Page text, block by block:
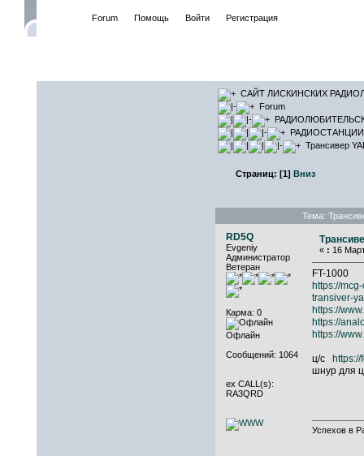
Forum Помощь Войти Регистрация
САЙТ ЛИСКИНСКИХ
Forum
РАДИОСТАНЦИИ
Трансивер
Страниц: [1] Вниз
Тема:
RD5Q
Evgeniy
Администратор
Ветеран
Карма: 0
Офлайн
Сообщений: 1064
ex CALL(s):
RA3QRD
« : 16
FT-1000
https://
transiver-
https://
https://
https://
ц/c
шнур для
Успехов в